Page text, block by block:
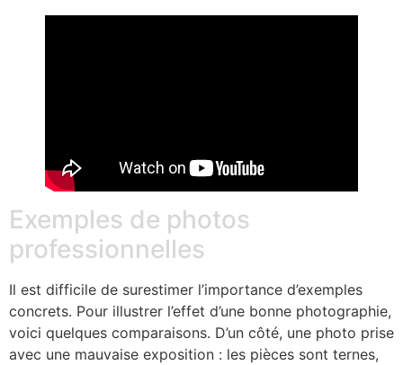
Exemples de photos
professionnelles
Il est difficile de surestimer l’importance d’exemples
concrets. Pour illustrer l’effet d’une bonne photographie,
voici quelques comparaisons. D’un côté, une photo prise
avec une mauvaise exposition : les pièces sont ternes,